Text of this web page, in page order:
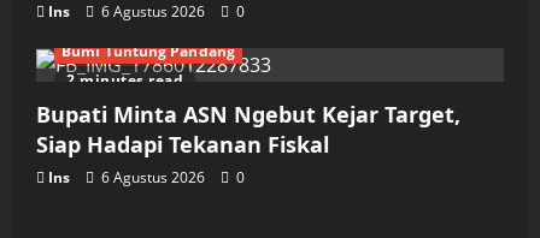
Ins 6 Agustus 2026 0
2 minutes read
Bumi Tuntung Pandang
Bupati Minta ASN Ngebut Kejar Target,
Siap Hadapi Tekanan Fiskal
Ins 6 Agustus 2026 0